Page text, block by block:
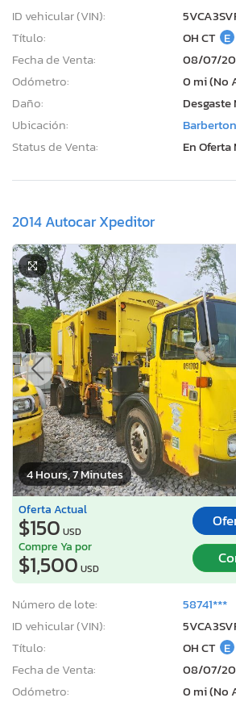
ID vehicular (VIN):
Título:
OH CT E
Fecha de Venta:
08/07/
Odómetro:
0 mi (No
Daño:
Ubicación:
Status de Venta:
En
2014 Autocar Xpeditor
4 Hours, 7 Minutes
Oferta Actual
$150 USD
Compre Ya por
$1,500 USD
Número de lote:
58741***
ID vehicular (VIN):
Título:
OH CT E
Fecha de Venta:
08/07/
Odómetro:
0 mi (No